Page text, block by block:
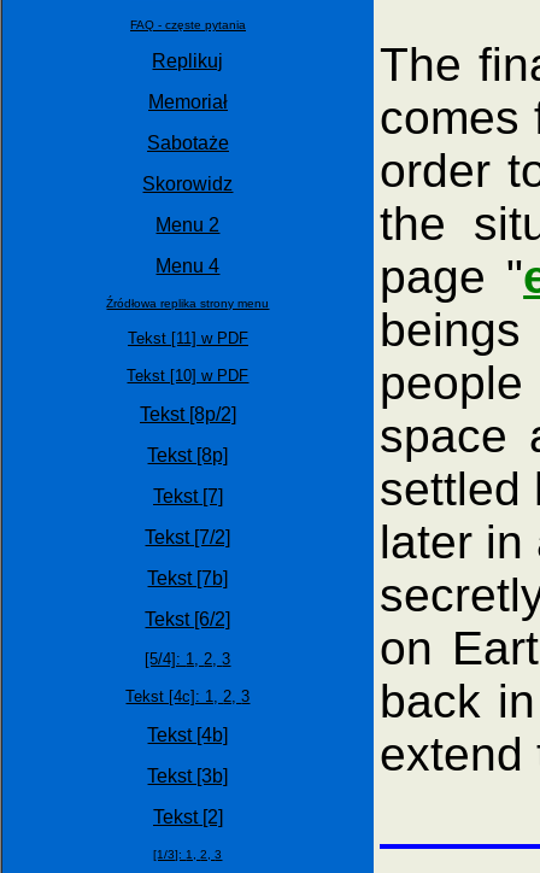
FAQ - częste pytania
Replikuj
Memoriał
Sabotaże
Skorowidz
Menu 2
Menu 4
Źródłowa replika strony menu
Tekst [11] w PDF
Tekst [10] w PDF
Tekst [8p/2]
Tekst [8p]
Tekst [7]
Tekst [7/2]
Tekst [7b]
Tekst [6/2]
[5/4]: 1,2,3
Tekst [4c]: 1,2,3
Tekst [4b]
Tekst [3b]
Tekst [2]
[1/3]: 1,2,3
The
comes
order
the
page "
space
settled
later in
on
back
extend